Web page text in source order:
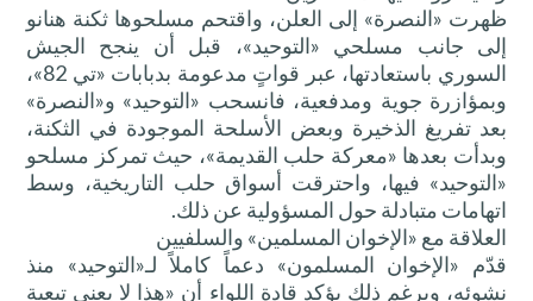
ظهرت «النصرة» إلى العلن، واقتحم مسلحوها ثكنة هنانو
إلى جانب مسلحي «التوحيد»، قبل أن ينجح الجيش
السوري باستعادتها، عبر قواتٍ مدعومة بدبابات «تي 82»،
وبمؤازرة جوية ومدفعية، فانسحب «التوحيد» و«النصرة»
بعد تفريغ الذخيرة وبعض الأسلحة الموجودة في الثكنة،
وبدأت بعدها «معركة حلب القديمة»، حيث تمركز مسلحو
«التوحيد» فيها، واحترقت أسواق حلب التاريخية، وسط
اتهامات متبادلة حول المسؤولية عن ذلك.
العلاقة مع «الإخوان المسلمين» والسلفيين
قدّم «الإخوان المسلمون» دعماً كاملاً لـ«التوحيد» منذ
نشوئه، وبرغم ذلك يؤكد قادة اللواء أن «هذا لا يعني تبعية